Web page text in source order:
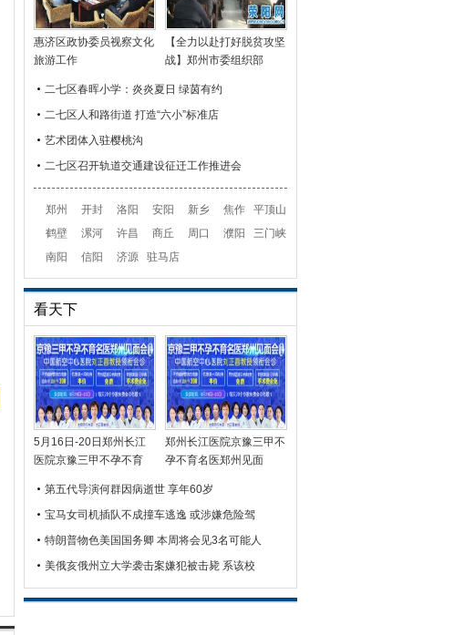
惠济区政协委员视察文化
旅游工作
【全力以赴打好脱贫攻坚
战】郑州市委组织部
二七区春晖小学：炎炎夏日 绿茵有约
二七区人和路街道 打造“六小”标准店
艺术团体入驻樱桃沟
二七区召开轨道交通建设征迁工作推进会
郑州 开封 洛阳 安阳 新乡 焦作
平顶山
鹤壁
漯河 许昌 商丘 周口 濮阳
三门峡
南阳
信阳 济源 驻马店
看天下
5月16日-20日郑州长江
医院京豫三甲不孕不育
郑州长江医院京豫三甲不
孕不育名医郑州见面
第五代导演何群因病逝世 享年60岁
宝马女司机插队不成撞车逃逸 或涉嫌危险驾
特朗普物色美国国务卿 本周将会见3名可能人
美俄亥俄州立大学袭击案嫌犯被击毙 系该校